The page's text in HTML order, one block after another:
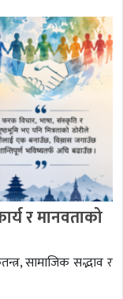
र मानवताको
सामाजिक सद्भाव र